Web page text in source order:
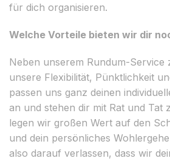
für dich organisieren.
Welche Vorteile bieten wir dir
Neben unserem Rundum-Service
unsere Flexibilität, Pünktlichkeit
passen uns ganz deinen
an und stehen dir mit Rat und Tat
legen wir großen Wert auf den
und dein persönliches
also darauf verlassen, dass wir